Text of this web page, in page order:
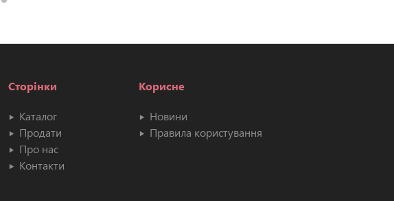
Сторінки
Каталог
Продати
Про нас
Контакти
Корисне
Новини
Правила користування